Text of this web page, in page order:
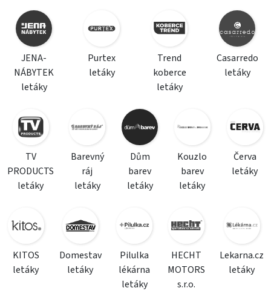
JENA-
NÁBYTEK
letáky
Purtex
letáky
Trend
koberce
letáky
Casarredo
letáky
TV
PRODUCTS
letáky
Barevný
ráj
letáky
Dům
barev
letáky
Kouzlo
barev
letáky
Červa
letáky
KITOS
letáky
Domestav
letáky
Pilulka
lékárna
letáky
HECHT
MOTORS
s.r.o.
Lekarna.cz
letáky